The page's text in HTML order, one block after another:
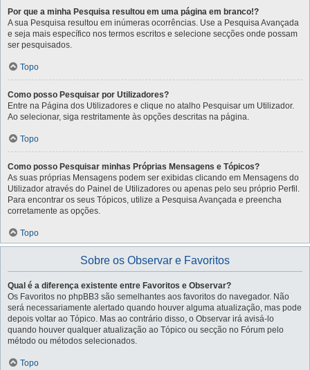
Por que a minha Pesquisa resultou em uma página em branco!?
A sua Pesquisa resultou em inúmeras ocorrências. Use a Pesquisa Avançada
e seja mais específico nos termos escritos e selecione secções onde possam
ser pesquisados.
Topo
Como posso Pesquisar por Utilizadores?
Entre na Página dos Utilizadores e clique no atalho Pesquisar um Utilizador.
Ao selecionar, siga restritamente às opções descritas na página.
Topo
Como posso Pesquisar minhas Próprias Mensagens e Tópicos?
As suas próprias Mensagens podem ser exibidas clicando em Mensagens do
Utilizador através do Painel de Utilizadores ou apenas pelo seu próprio Perfil.
Para encontrar os seus Tópicos, utilize a Pesquisa Avançada e preencha
corretamente as opções.
Topo
Sobre os Observar e Favoritos
Qual é a diferença existente entre Favoritos e Observar?
Os Favoritos no phpBB3 são semelhantes aos favoritos do navegador. Não
será necessariamente alertado quando houver alguma atualização, mas pode
depois voltar ao Tópico. Mas ao contrário disso, o Observar irá avisá-lo
quando houver qualquer atualização ao Tópico ou secção no Fórum pelo
método ou métodos selecionados.
Topo